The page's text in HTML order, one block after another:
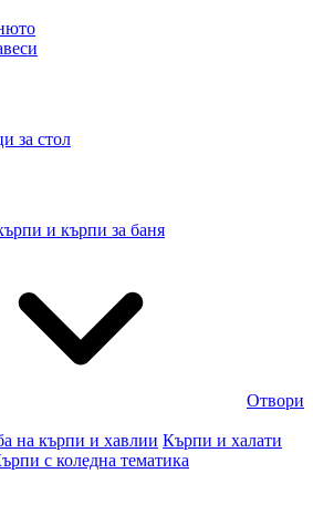
за стол
и кърпи за баня
Отвори
на кърпи и хавлии Кърпи и халати
с коледна тематика